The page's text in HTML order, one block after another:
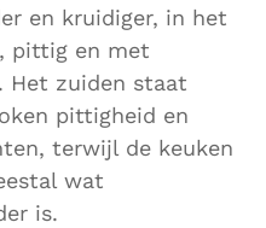
en kruidiger, in het
pittig en met
Het zuiden staat
pittigheid en
terwijl de keuken
wat
is.